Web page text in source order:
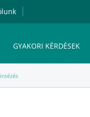
GYAKORI KÉRDÉSEK
ZRT.